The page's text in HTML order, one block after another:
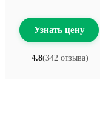
Узнать цену
4.8(342 отзыва)